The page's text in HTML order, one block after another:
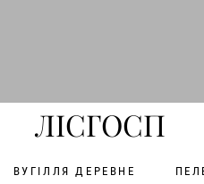
ЛІСГОСП
ВУГІЛЛЯ ДЕРЕВНЕ